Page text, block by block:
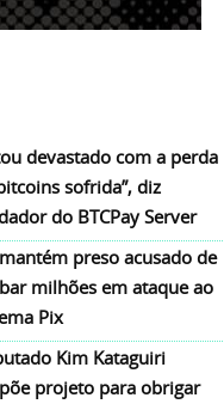
devastado com a perda
sofrida”, diz
do BTCPay Server
mantém preso acusado de
milhões em ataque ao
Pix
Kim Kataguiri
projeto para obrigar